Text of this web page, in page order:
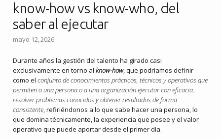
know-how vs know-who, del
saber al ejecutar
mayo 12, 2026
Durante años la gestión del talento ha girado casi
exclusivamente en torno alknow-how, que podríamos definir
como elconjunto de conocimientos prácticos, técnicos y operativos que
permiten a una persona o a una organización ejecutar con eficacia,
resolver problemas conocidos y obtener resultados de forma
consistente , refiriéndonos a lo que sabe hacer una persona, lo
que domina técnicamente, la experiencia que posee y el valor
operativo que puede aportar desde el primer día.